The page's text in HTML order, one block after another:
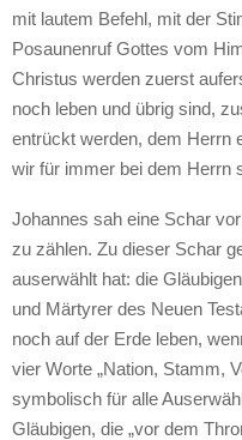
mit lautem Befehl, mit der
Posaunenruf Gottes vom
Christus werden zuerst
noch leben und übrig sind,
entrückt werden, dem Herrn
wir für immer bei dem Herrn
Johannes sah eine Schar
zu zählen. Zu dieser Schar
auserwählt hat: die
und Märtyrer des Neuen
noch auf der Erde leben,
vier Worte „Nation, Stamm,
symbolisch für alle
Gläubigen, die „vor dem